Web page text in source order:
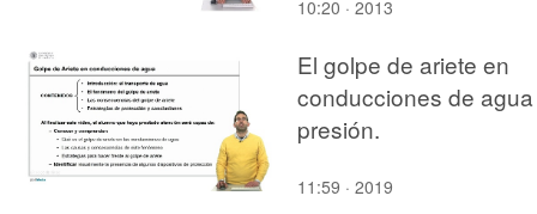
10:20 · 2013
El golpe de ariete en
conducciones de
presión.
11:59 · 2019